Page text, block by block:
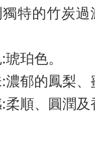
特的竹炭
珀色。
濃郁的鳳梨
柔順、圓潤